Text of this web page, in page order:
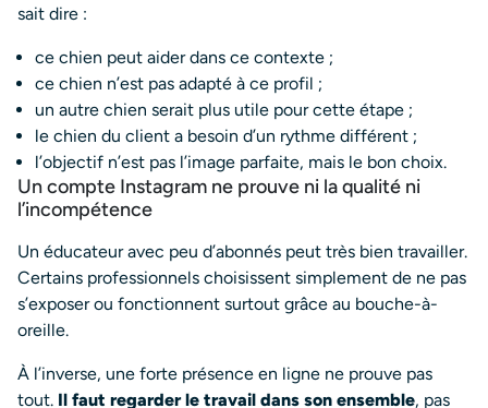
sait dire :
ce chien peut aider dans ce contexte ;
ce chien n’est pas adapté à ce profil ;
un autre chien serait plus utile pour cette étape ;
le chien du client a besoin d’un rythme différent ;
l’objectif n’est pas l’image parfaite, mais le bon choix.
Un compte Instagram ne prouve ni la qualité ni
l’incompétence
Un éducateur avec peu d’abonnés peut très bien travailler.
Certains professionnels choisissent simplement de ne pas
s’exposer ou fonctionnent surtout grâce au bouche-à-
oreille.
À l’inverse, une forte présence en ligne ne prouve pas
tout. Il faut regarder le travail dans son ensemble, pas